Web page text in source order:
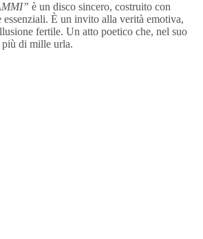
è un disco sincero, costruito con
essenziali. È un invito alla verità emotiva,
fertile. Un atto poetico che, nel suo
più di mille urla.